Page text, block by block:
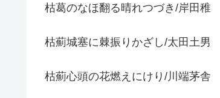
枯葛のなほ翻る晴れつづき/岸田稚
枯薊城塞に棘振りかざし/太田土男
枯薊心頭の花燃えにけり/川端茅舎